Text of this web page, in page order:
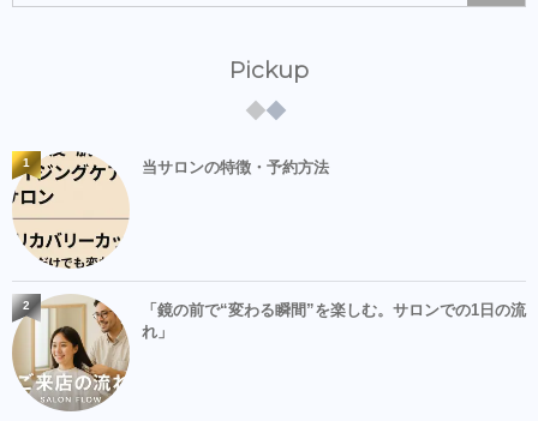
Pickup
当サロンの特徴・予約方法
1
「鏡の前で“変わる瞬間”を楽しむ。サロンでの1日の流
れ」
2